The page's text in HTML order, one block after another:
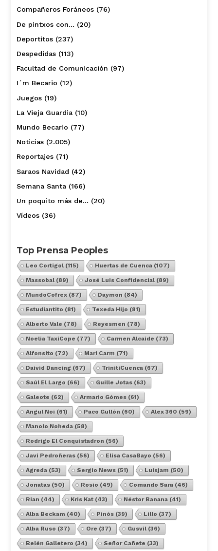
Compañeros Foráneos(76)
De pintxos con… (20)
Deportitos(237)
Despedidas(113)
Facultad de Comunicación (97)
I´m Becario (12)
Juegos(19)
La Vieja Guardia(10)
Mundo Becario (77)
Noticias(2.005)
Reportajes(71)
Saraos Navidad (42)
Semana Santa(166)
Un poquito más de… (20)
Vídeos(36)
Top Prensa Peoples
Leo Cortigol(115) Huertas de Cuenca(107)
Massobal(89) José Luis Confidencial(89)
MundoCofrex(87) Daymon (84)
Estudiantito (81) Texeda Hijo (81)
Alberto Vale (78) Reyesmen (78)
Noelia TaxiCope (77) Carmen Alcaide (73)
Alfonsito (72) Mari Carm (71)
Daivid Dancing (67) TrinitiCuenca(67)
Saúl El Largo (66) Guille Jotas(63)
Galeote (62) Armario Gómes(61)
Angul Noi (61) Paco Gullón (60) Alex 360 (59)
Manolo Noheda(58)
Rodrigo El Conquistadron (56)
Javi Pedroñeras(56) Elisa CasaBayo (56)
Agreda(53) Sergio News(51) Luisjam (50)
Jonatas(50) Rosio (49) Comando Sara(46)
Rian (44) Kris Kat(43) Néstor Banana(41)
Alba Beckam (40) Pinós(39) Lillo (37)
Alba Ruso (37) Ore (37) Gusvil(36)
Belén Galletero (34) Señor Cañete (33)